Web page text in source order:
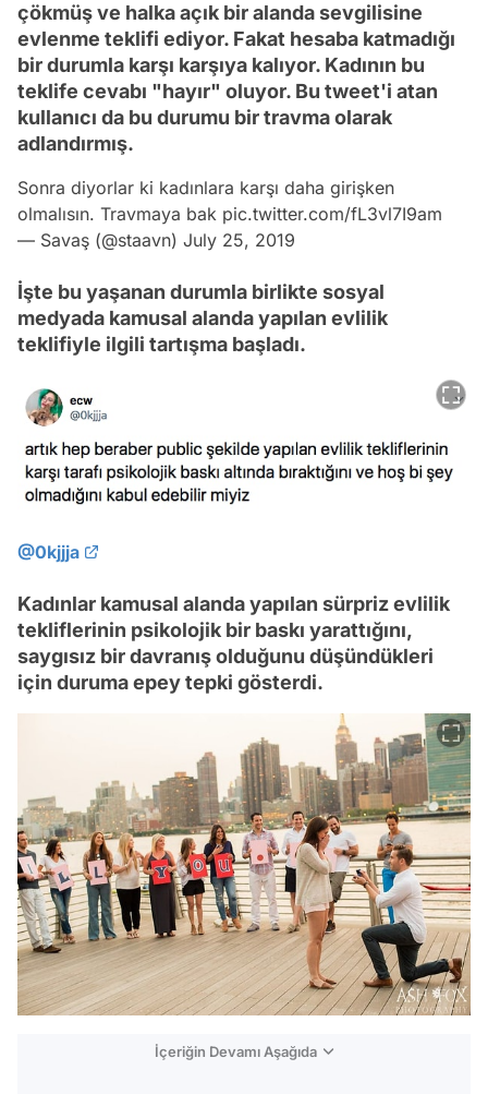
çökmüş ve halka açık bir alanda sevgilisine
evlenme teklifi ediyor. Fakat hesaba katmadığı
bir durumla karşı karşıya kalıyor. Kadının bu
teklife cevabı "hayır" oluyor. Bu tweet'i atan
kullanıcı da bu durumu bir travma olarak
adlandırmış.
Sonra diyorlar ki kadınlara karşı daha girişken
olmalısın. Travmaya bak pic.twitter.com/fL3vl7I9am
— Savaş (@staavn) July 25, 2019
İşte bu yaşanan durumla birlikte sosyal
medyada kamusal alanda yapılan evlilik
teklifiyle ilgili tartışma başladı.
@0kjjja
Kadınlar kamusal alanda yapılan sürpriz evlilik
tekliflerinin psikolojik bir baskı yarattığını,
saygısız bir davranış olduğunu düşündükleri
için duruma epey tepki gösterdi.
İçeriğin Devamı Aşağıda